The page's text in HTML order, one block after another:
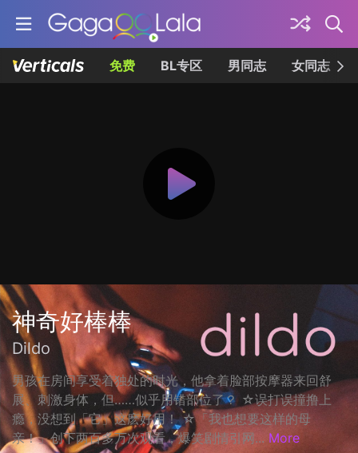
免费 BL专区 男同志 女同志
神奇好棒棒
Dildo
男孩在房间享受着独处的时光，他拿着脸部按摩器来回舒
展、刺激身体，但……似乎用错部位了？ ☆误打误撞撸上
瘾，没想到「它」这麽好用！ ☆「我也想要这样的母
亲！」创下两百多万次观看，爆笑剧情引网... More